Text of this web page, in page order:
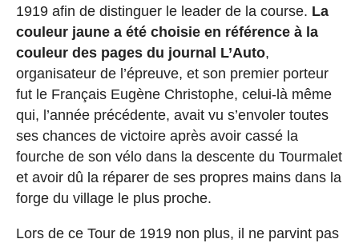
1919 afin de distinguer le leader de la course. La
couleur jaune a été choisie en référence à la
couleur des pages du journal L’Auto,
organisateur de l’épreuve, et son premier porteur
fut le Français Eugène Christophe, celui-là même
qui, l’année précédente, avait vu s’envoler toutes
ses chances de victoire après avoir cassé la
fourche de son vélo dans la descente du Tourmalet
et avoir dû la réparer de ses propres mains dans la
forge du village le plus proche.
Lors de ce Tour de 1919 non plus, il ne parvint pas